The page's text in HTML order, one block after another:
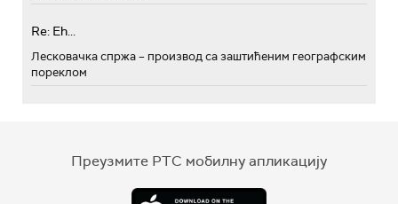
Re: Eh...
Лесковачка спржа – производ са заштићеним географским
пореклом
Преузмите РТС мобилну апликацију